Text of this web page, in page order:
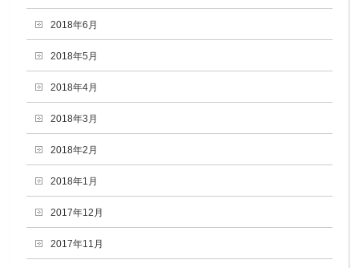
2018年6月
2018年5月
2018年4月
2018年3月
2018年2月
2018年1月
2017年12月
2017年11月